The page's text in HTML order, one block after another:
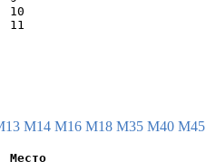
10
11
М14 М16 М18 М35 М40 М45